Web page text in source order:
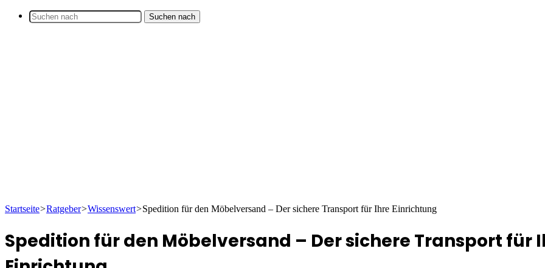
Suchen nach
Startseite>Ratgeber>Wissenswert>Spedition für den Möbelversand – Der sichere Transport für Ihre Einrichtung
Spedition für den Möbelversand – Der sichere Transport für